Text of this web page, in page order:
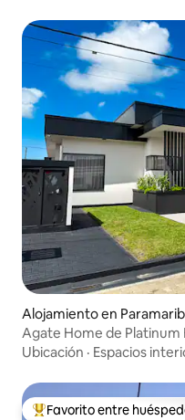
Alojamiento en
Agate Home de Platinum
Ubicación · Espacios
Favorito entre